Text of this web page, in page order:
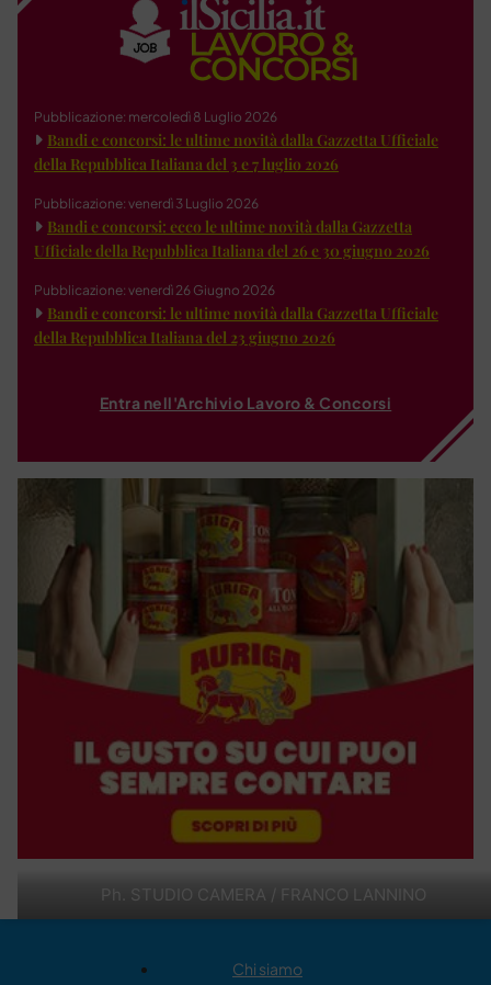
Ph. STUDIO CAMERA / FRANCO LANNINO
Pubblicazione: mercoledì 8 Luglio 2026
Bandi e concorsi: le ultime novità dalla Gazzetta Ufficiale
della Repubblica Italiana del 3 e 7 luglio 2026
Pubblicazione: venerdì 3 Luglio 2026
Bandi e concorsi: ecco le ultime novità dalla Gazzetta
Ufficiale della Repubblica Italiana del 26 e 30 giugno 2026
Pubblicazione: venerdì 26 Giugno 2026
Bandi e concorsi: le ultime novità dalla Gazzetta Ufficiale
della Repubblica Italiana del 23 giugno 2026
Entra nell'Archivio Lavoro & Concorsi
Chi siamo